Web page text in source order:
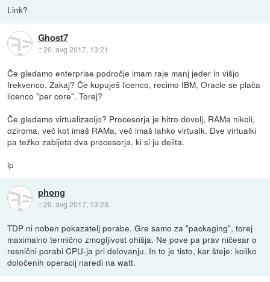
Link?
Ghost7
::20. avg 2017, 13:21
Če gledamo enterprise področje imam raje manj jeder in višjo
frekvenco. Zakaj? Če kupuješ licenco, recimo IBM, Oracle se plača
licenco "per core". Torej?
Če gledamo virtualizacijo? Procesorja je hitro dovolj, RAMa nikoli,
oziroma, več kot imaš RAMa, več imaš lahko virtualk. Dve virtualki
pa težko zabijeta dva procesorja, ki si ju delita.
lp
phong
::20. avg 2017, 13:23
TDP ni noben pokazatelj porabe. Gre samo za "packaging", torej
maximalno termično zmogljivost ohišja. Ne pove pa prav ničesar o
resnični porabi CPU-ja pri delovanju. In to je tisto, kar šteje: koliko
določenih operacij naredi na watt.